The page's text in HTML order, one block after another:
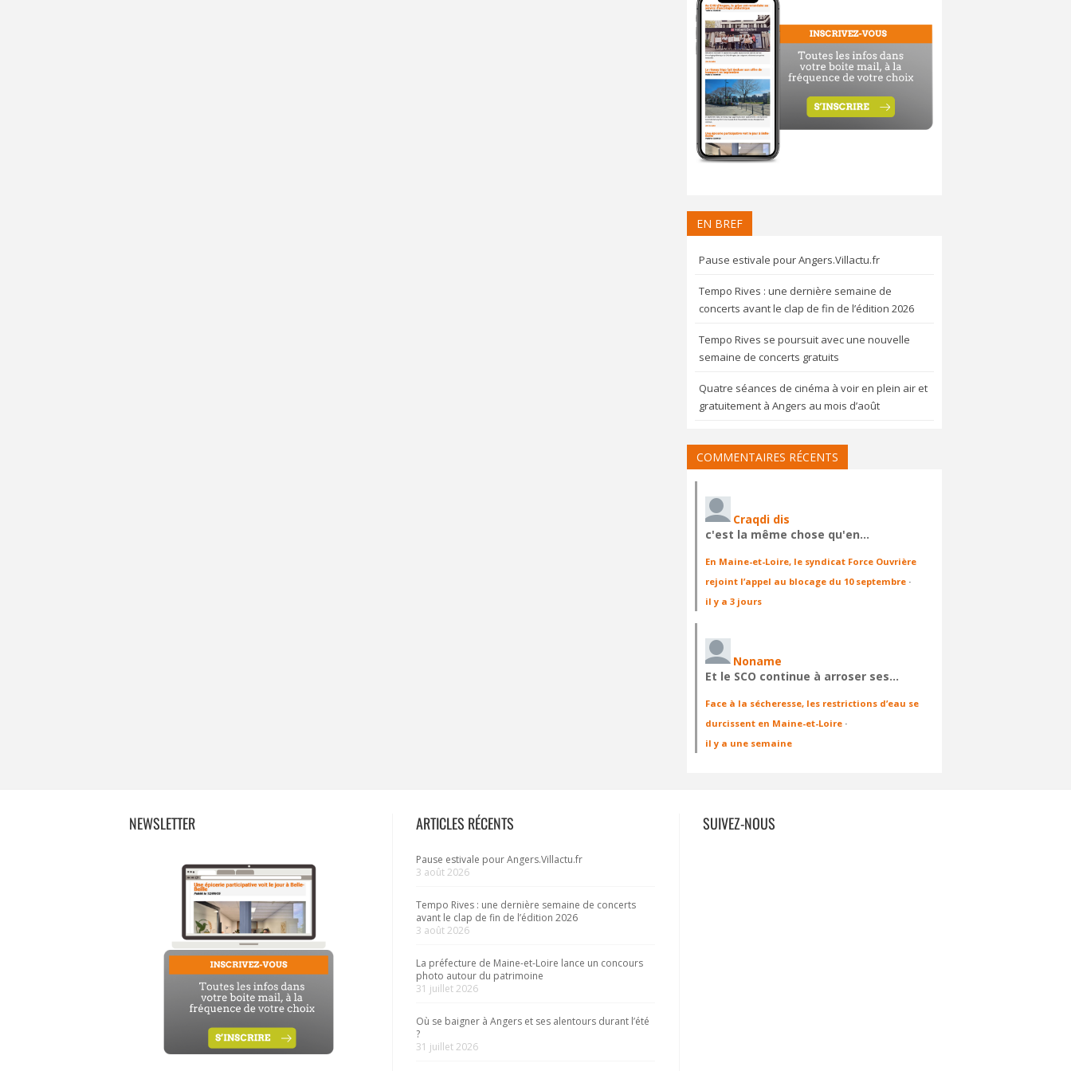
EN BREF
Pause estivale pour Angers.Villactu.fr
Tempo Rives : une dernière semaine de
concerts avant le clap de fin de l’édition 2026
Tempo Rives se poursuit avec une nouvelle
semaine de concerts gratuits
Quatre séances de cinéma à voir en plein air et
gratuitement à Angers au mois d’août
COMMENTAIRES RÉCENTS
Craqdi dis
c'est la même chose qu'en…
En Maine-et-Loire, le syndicat Force Ouvrière
rejoint l’appel au blocage du 10 septembre ·
il y a 3 jours
Noname
Et le SCO continue à arroser ses…
Face à la sécheresse, les restrictions d’eau se
durcissent en Maine-et-Loire ·
il y a une semaine
NEWSLETTER ARTICLES RÉCENTS
Pause estivale pour Angers.Villactu.fr
3 août 2026
Tempo Rives : une dernière semaine de concerts
avant le clap de fin de l’édition 2026
3 août 2026
La préfecture de Maine-et-Loire lance un concours
photo autour du patrimoine
31 juillet 2026
Où se baigner à Angers et ses alentours durant l’été
?
31 juillet 2026
SUIVEZ-NOUS